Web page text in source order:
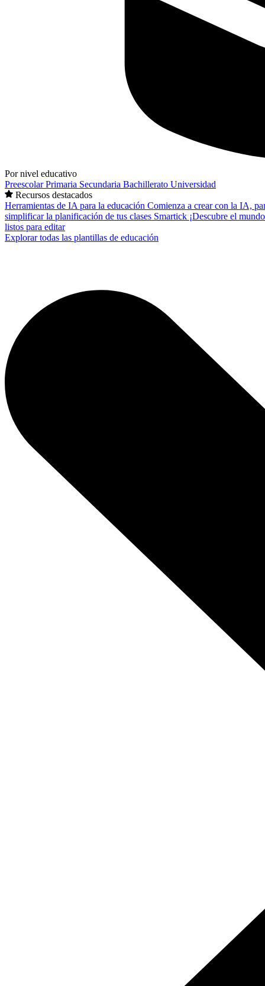
Por nivel educativo
PreescolarPrimaria Secundaria Bachillerato Universidad
Recursos destacados
Herramientas de IA para la educación Comienza a crear con la IA,
simplificar la planificación de tus clases Smartick ¡Descubre el
listos para editar
Explorar todas las plantillas de educación